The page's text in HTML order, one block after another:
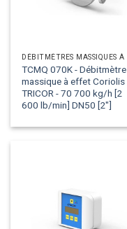
TCMQ 070K - Débitmètre
massique à effet Coriolis
TRICOR - 70 700 kg/h [2
600 lb/min] DN50 [2"]